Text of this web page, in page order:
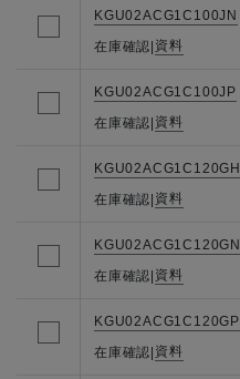
KGU02ACG1C100JN
在庫確認| 資料
KGU02ACG1C100JP
在庫確認| 資料
KGU02ACG1C120GH
在庫確認| 資料
KGU02ACG1C120GN
在庫確認| 資料
KGU02ACG1C120GP
在庫確認| 資料